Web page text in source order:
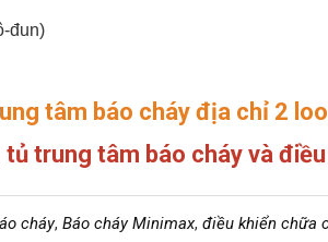
đun)
tâm báo cháy địa chỉ 2
tủ trung tâm báo cháy và
cháy, Báo cháy Minimax, điều khiển chữa